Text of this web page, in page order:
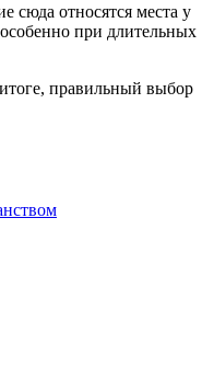
сюда относятся места у
при длительных
правильный выбор